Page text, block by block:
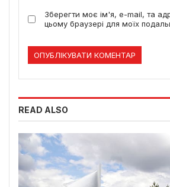
Зберегти моє ім'я, e-mail, та
цьому браузері для моїх
READ ALSO